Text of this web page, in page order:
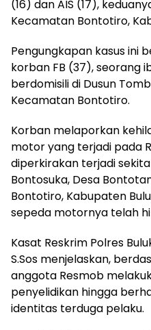
(16) dan AIS (17),
Kecamatan Bontotiro,
Pengungkapan kasus ini
korban FB (37), seorang
berdomisili di Dusun
Kecamatan Bontotiro.
Korban melaporkan
motor yang terjadi pada
diperkirakan terjadi
Bontosuka, Desa
Bontotiro, Kabupaten
sepeda motornya telah
Kasat Reskrim Polres
S.Sos menjelaskan,
anggota Resmob
penyelidikan hingga
identitas terduga pelaku.